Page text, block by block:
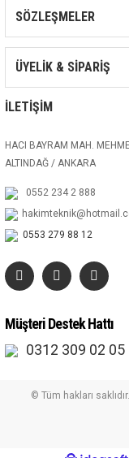
SÖZLEŞMELER
ÜYELİK & SİPARİŞ
İLETİŞİM
HACI BAYRAM MAH.
ALTINDAĞ / ANKARA
0552 234 2 888
0553 279 88 12
Müşteri Destek Hattı
0312 309 02 05
© Tüm hakları